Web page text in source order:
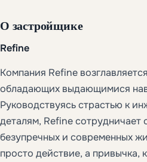
О застройщике
Refine
Компания Refine
обладающих выдающимися
Руководствуясь страстью к
деталям, Refine
безупречных и современных
просто действие, а привычка,